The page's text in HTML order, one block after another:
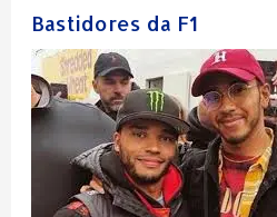
Bastidores da F1